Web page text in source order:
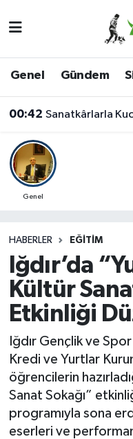
Genel Gündem
00:42 Sanatkârlarla
Genel
HABERLER EĞITIM
Iğdır’da
Kültür
Etkinliği
Iğdır Gençlik ve
Kredi ve Yurtlar
öğrencilerin
Sanat Sokağı”
programıyla sona
eserleri ve
Iğdır Trafik
Süper Lig Puan
Son Dakika
Haber Arşivi